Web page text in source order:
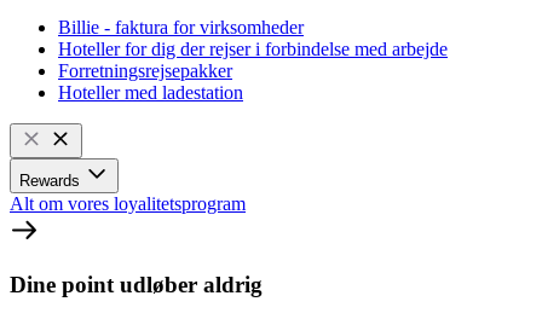
Billie - faktura for virksomheder
Hoteller for dig der rejser i forbindelse med arbejde
Forretningsrejsepakker
Hoteller med ladestation
Rewards
Alt om vores loyalitetsprogram
Dine point udløber aldrig